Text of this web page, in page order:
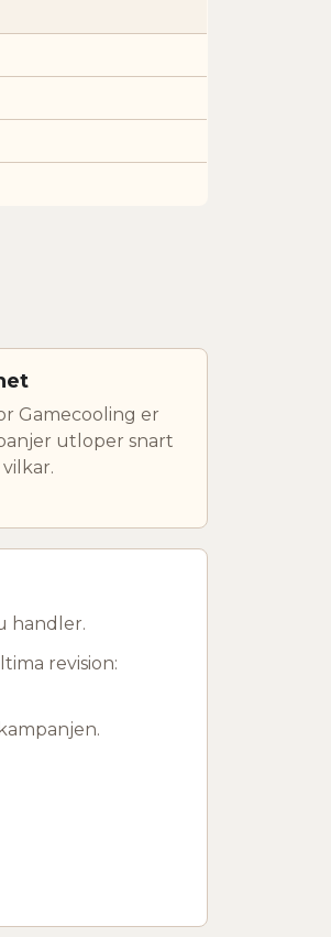
Gamecooling er
utloper snart
handler.
revision: